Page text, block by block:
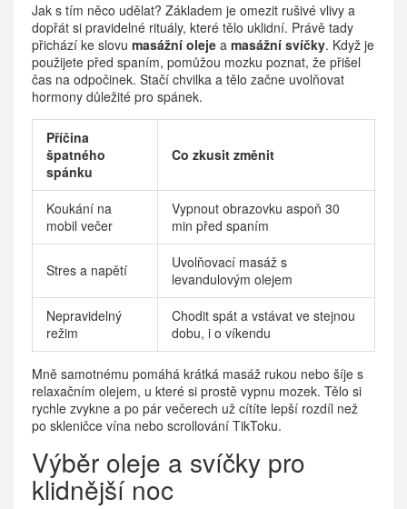
Jak s tím něco udělat? Základem je omezit rušivé vlivy a
dopřát si pravidelné rituály, které tělo uklidní. Právě tady
přichází ke slovu masážní oleje a masážní svíčky. Když je
použijete před spaním, pomůžou mozku poznat, že přišel
čas na odpočinek. Stačí chvilka a tělo začne uvolňovat
hormony důležité pro spánek.
Příčina
špatného
spánku
Co zkusit změnit
Koukání na
mobil večer
Vypnout obrazovku aspoň 30
min před spaním
Stres a napětí
Uvolňovací masáž s
levandulovým olejem
Nepravidelný
režim
Chodit spát a vstávat ve stejnou
dobu, i o víkendu
Mně samotnému pomáhá krátká masáž rukou nebo šíje s
relaxačním olejem, u které si prostě vypnu mozek. Tělo si
rychle zvykne a po pár večerech už cítíte lepší rozdíl než
po skleničce vína nebo scrollování TikToku.
Výběr oleje a svíčky pro
klidnější noc